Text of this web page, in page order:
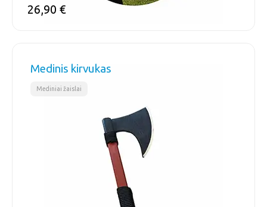
26,90 €
Medinis kirvukas
Mediniai žaislai